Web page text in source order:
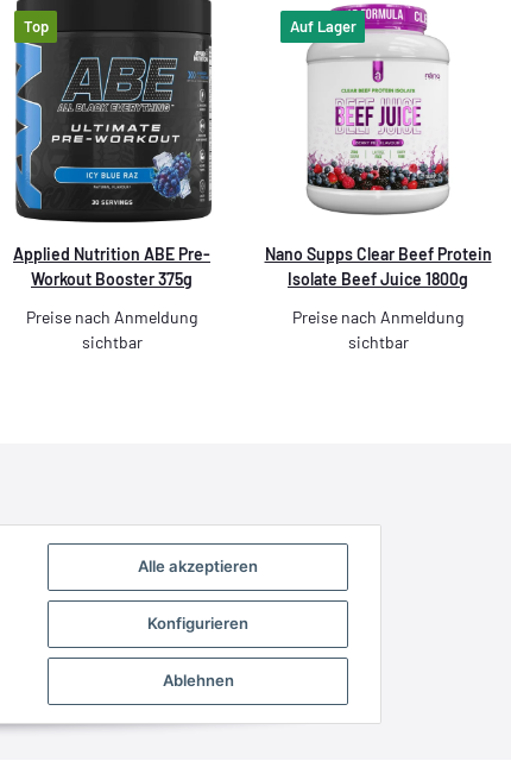
Top
Applied Nutrition ABE Pre-
Workout Booster 375g
Preise nach Anmeldung
sichtbar
Auf Lager
Nano Supps Clear Beef Protein
Isolate Beef Juice 1800g
Preise nach Anmeldung
sichtbar
Alle akzeptieren
Konfigurieren
Ablehnen